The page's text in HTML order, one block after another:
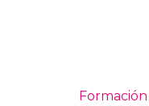
Formación